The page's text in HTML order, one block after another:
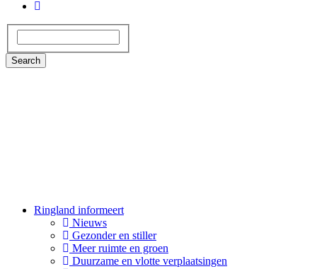
Search
Hoofdnavigatie
Ringland informeert
Nieuws
Gezonder en stiller
Meer ruimte en groen
Duurzame en vlotte verplaatsingen